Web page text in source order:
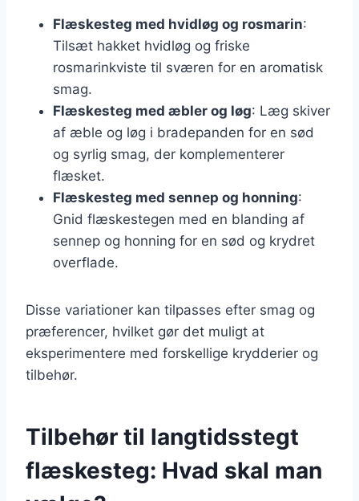
Flæskesteg med hvidløg og rosmarin:
Tilsæt hakket hvidløg og friske
rosmarinkviste til sværen for en aromatisk
smag.
Flæskesteg med æbler og løg: Læg skiver
af æble og løg i bradepanden for en sød
og syrlig smag, der komplementerer
flæsket.
Flæskesteg med sennep og honning:
Gnid flæskestegen med en blanding af
sennep og honning for en sød og krydret
overflade.
Disse variationer kan tilpasses efter smag og
præferencer, hvilket gør det muligt at
eksperimentere med forskellige krydderier og
tilbehør.
Tilbehør til langtidsstegt
flæskesteg: Hvad skal man